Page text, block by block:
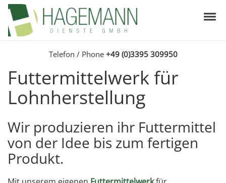
Skip to navigation
Skip to content
Hagemann Dienste GmbH
Landwirtschaft – Lebensmittelrecycling – Futtermittelhandel –
Telefon / Phone +49 (0)3395 309950
Futtermittelwerk für
Lohnherstellung
Wir produzieren ihr Futtermittel
von der Idee bis zum fertigen
Produkt.